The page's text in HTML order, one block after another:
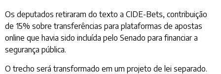
Os deputados retiraram do texto a CIDE-Bets, contribuição
de 15% sobre transferências para plataformas de apostas
online que havia sido incluída pelo Senado para financiar a
segurança pública.
O trecho será transformado em um projeto de lei separado.